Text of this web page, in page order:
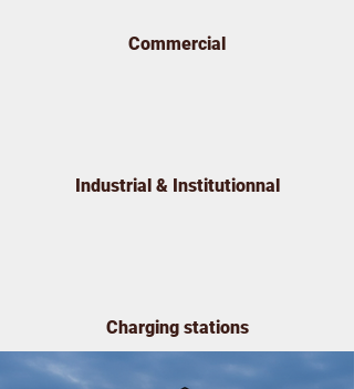
Commercial
Industrial & Institutionnal
Charging stations